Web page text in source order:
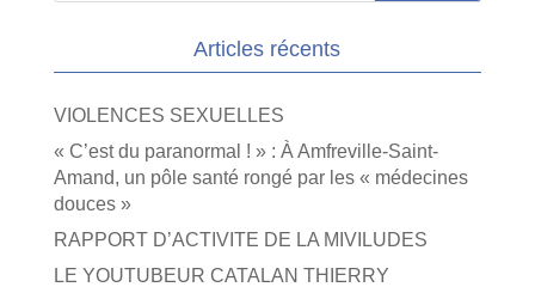
Articles récents
VIOLENCES SEXUELLES
« C’est du paranormal ! » : À Amfreville-Saint-
Amand, un pôle santé rongé par les « médecines
douces »
RAPPORT D’ACTIVITE DE LA MIVILUDES
LE YOUTUBEUR CATALAN THIERRY